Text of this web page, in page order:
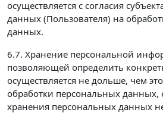
осуществляется с согласия
данных (Пользователя) на
данных.
6.7. Хранение персональной
позволяющей определить
осуществляется не дольше, чем
обработки персональных данных,
хранения персональных данных